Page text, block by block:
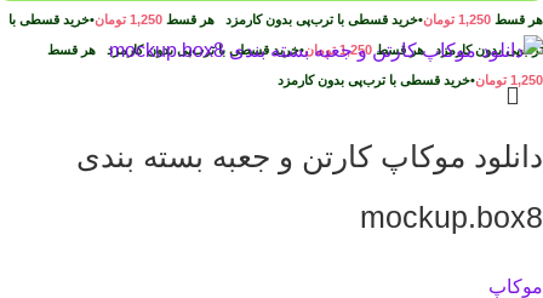
هر قسط 1,250 تومان•خرید قسطی با ترب‌پی بدون کارمزد هر قسط 1,250 تومان•خرید قسطی با
ترب‌پی بدون کارمزدهر قسط 1,250 تومان•خرید قسطی با ترب‌پی بدون کارمزد هر قسط
1,250 تومان•خرید قسطی با ترب‌پی بدون کارمزد
دانلود موکاپ کارتن و جعبه بسته بندی
mockup.box8
موکاپ